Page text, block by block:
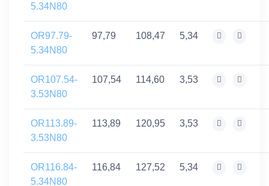
5.34N80
OR97.79-
5.34N80
97,79 108,47 5,34
OR107.54-
3.53N80
107,54 114,60 3,53
OR113.89-
3.53N80
113,89 120,95 3,53
OR116.84-
5.34N80
116,84 127,52 5,34